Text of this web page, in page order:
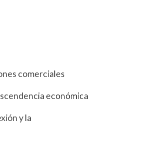
comerciales
económica
y la